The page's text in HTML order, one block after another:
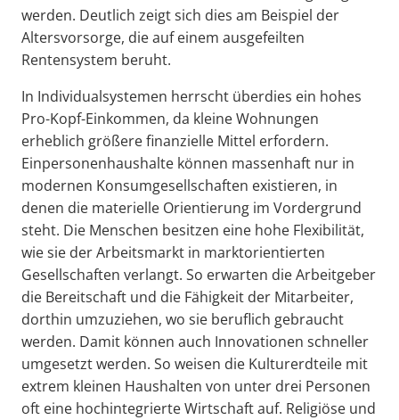
werden. Deutlich zeigt sich dies am Beispiel der
Altersvorsorge, die auf einem ausgefeilten
Rentensystem beruht.
In Individualsystemen herrscht überdies ein hohes
Pro-Kopf-Einkommen, da kleine Wohnungen
erheblich größere finanzielle Mittel erfordern.
Einpersonenhaushalte können massenhaft nur in
modernen Konsumgesellschaften existieren, in
denen die materielle Orientierung im Vordergrund
steht. Die Menschen besitzen eine hohe Flexibilität,
wie sie der Arbeitsmarkt in marktorientierten
Gesellschaften verlangt. So erwarten die Arbeitgeber
die Bereitschaft und die Fähigkeit der Mitarbeiter,
dorthin umzuziehen, wo sie beruflich gebraucht
werden. Damit können auch Innovationen schneller
umgesetzt werden. So weisen die Kulturerdteile mit
extrem kleinen Haushalten von unter drei Personen
oft eine hochintegrierte Wirtschaft auf. Religiöse und